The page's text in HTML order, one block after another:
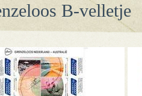
B-velletje